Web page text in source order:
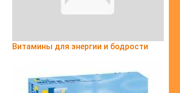
Витамины для энергии и бодрости